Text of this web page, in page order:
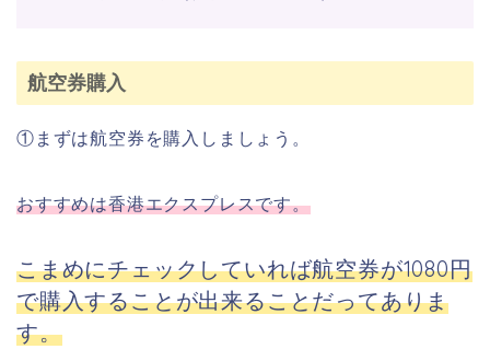
航空券購入
①まずは航空券を購入しましょう。
おすすめは香港エクスプレスです。
こまめにチェックしていれば航空券が1080円
で購入することが出来ることだってありま
す。